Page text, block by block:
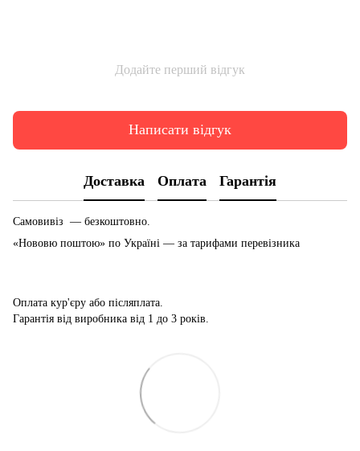
Додайте перший відгук
Написати відгук
Доставка Оплата Гарантія
Самовивіз — безкоштовно.
«Нововю поштою» по Україні — за тарифами перевізника
Оплата кур'єру або післяплата.
Гарантія від виробника від 1 до 3 років.